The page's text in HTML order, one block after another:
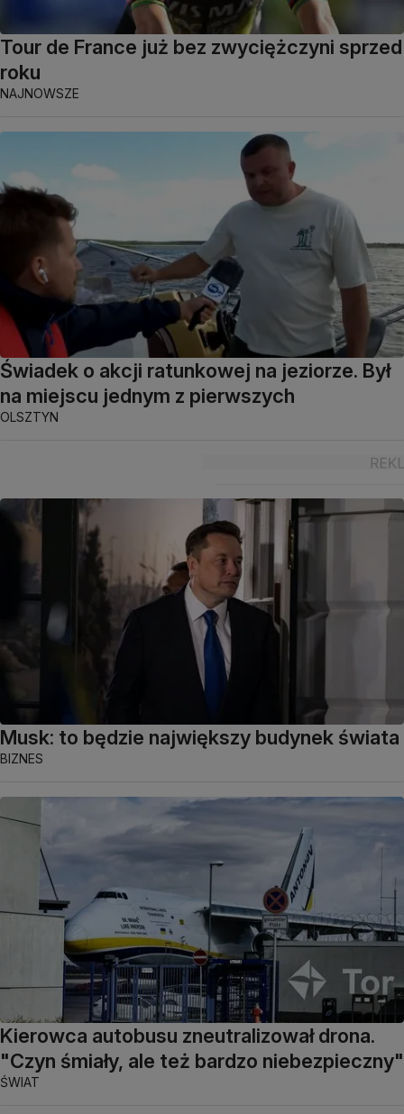
Tour de France już bez zwyciężczyni sprzed
roku
NAJNOWSZE
Świadek o akcji ratunkowej na jeziorze. Był
na miejscu jednym z pierwszych
OLSZTYN
Musk: to będzie największy budynek świata
BIZNES
Kierowca autobusu zneutralizował drona.
"Czyn śmiały, ale też bardzo niebezpieczny"
ŚWIAT